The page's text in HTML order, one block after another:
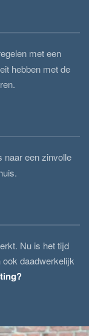
met een
hebben met de
naar een zinvolle
Nu is het tijd
daadwerkelijk